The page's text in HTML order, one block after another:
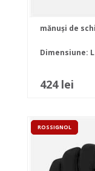
mănuși de
Dimensiune: L
424 lei
ROSSIGNOL